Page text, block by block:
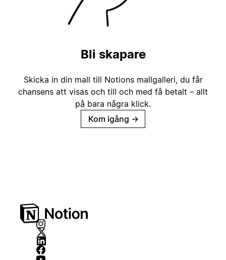
Bli skapare
Skicka in din mall till Notions mallgalleri, du får
chansens att visas och till och med få betalt – allt
på bara några klick.
Kom igång →